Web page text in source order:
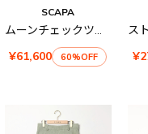
SCAPA
ムーンチェックツィードジャケット
¥61,600
60%OFF